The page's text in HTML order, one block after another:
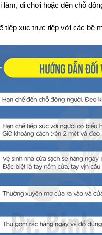
làm, đi chơi hoặc đến chỗ
tiếp xúc trực tiếp với các bề